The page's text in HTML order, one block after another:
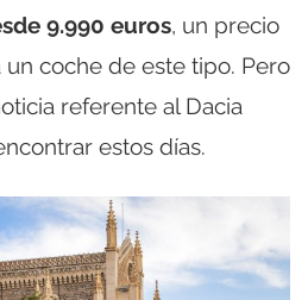
9.990 euros, un precio
coche de este tipo. Pero
referente al Dacia
estos días.